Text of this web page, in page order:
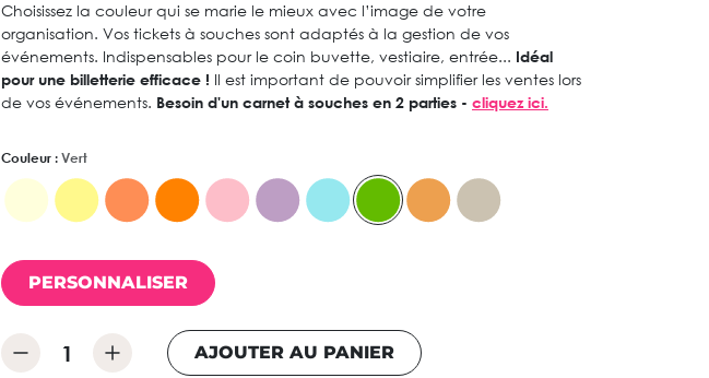
Choisissez la couleur qui se marie le mieux avec l’image de votre
organisation. Vos tickets à souches sont adaptés à la gestion de vos
événements. Indispensables pour le coin buvette, vestiaire, entrée... Idéal
pour une billetterie efficace ! Il est important de pouvoir simplifier les ventes lors
de vos événements. Besoin d'un carnet à souches en 2 parties - cliquez ici.
Couleur : Vert
PERSONNALISER
AJOUTER AU PANIER